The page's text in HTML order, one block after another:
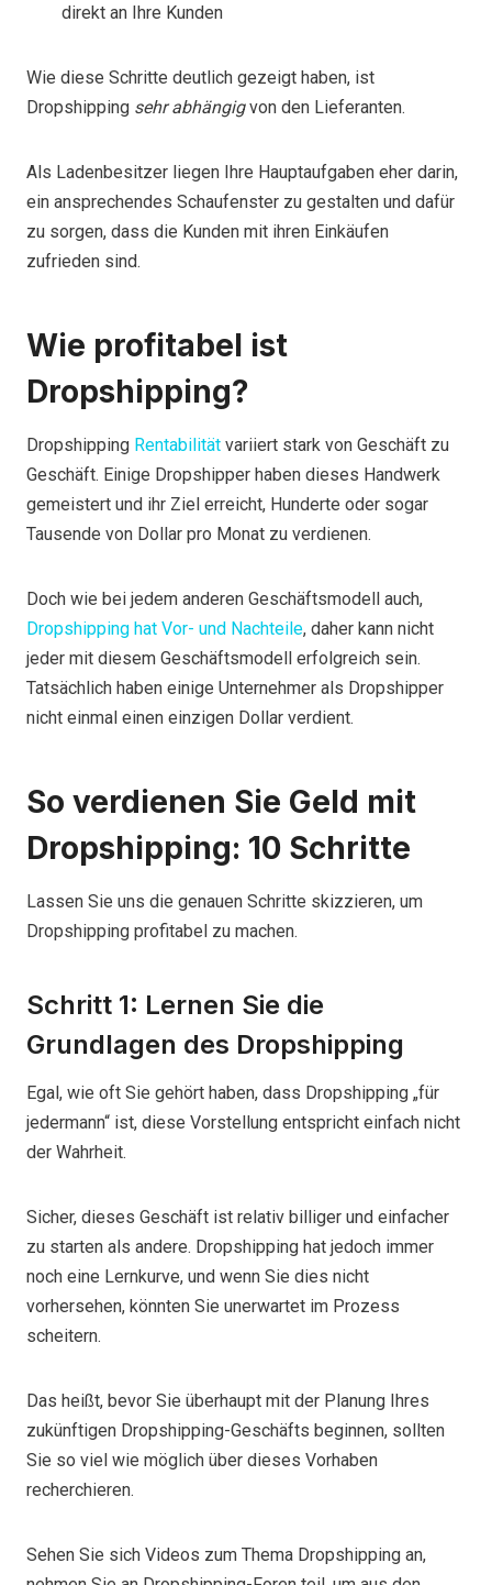
direkt an Ihre Kunden
Wie diese Schritte deutlich gezeigt haben, ist
Dropshipping sehr abhängigvon den Lieferanten.
Als Ladenbesitzer liegen Ihre Hauptaufgaben eher darin,
ein ansprechendes Schaufenster zu gestalten und dafür
zu sorgen, dass die Kunden mit ihren Einkäufen
zufrieden sind.
Wie profitabel ist
Dropshipping?
Dropshipping Rentabilität variiert stark von Geschäft zu
Geschäft. Einige Dropshipper haben dieses Handwerk
gemeistert und ihr Ziel erreicht, Hunderte oder sogar
Tausende von Dollar pro Monat zu verdienen.
Doch wie bei jedem anderen Geschäftsmodell auch,
Dropshipping hat Vor- und Nachteile, daher kann nicht
jeder mit diesem Geschäftsmodell erfolgreich sein.
Tatsächlich haben einige Unternehmer als Dropshipper
nicht einmal einen einzigen Dollar verdient.
So verdienen Sie Geld mit
Dropshipping: 10 Schritte
Lassen Sie uns die genauen Schritte skizzieren, um
Dropshipping profitabel zu machen.
Schritt 1: Lernen Sie die
Grundlagen des Dropshipping
Egal, wie oft Sie gehört haben, dass Dropshipping „für
jedermann“ ist, diese Vorstellung entspricht einfach nicht
der Wahrheit.
Sicher, dieses Geschäft ist relativ billiger und einfacher
zu starten als andere. Dropshipping hat jedoch immer
noch eine Lernkurve, und wenn Sie dies nicht
vorhersehen, könnten Sie unerwartet im Prozess
scheitern.
Das heißt, bevor Sie überhaupt mit der Planung Ihres
zukünftigen Dropshipping-Geschäfts beginnen, sollten
Sie so viel wie möglich über dieses Vorhaben
recherchieren.
Sehen Sie sich Videos zum Thema Dropshipping an,